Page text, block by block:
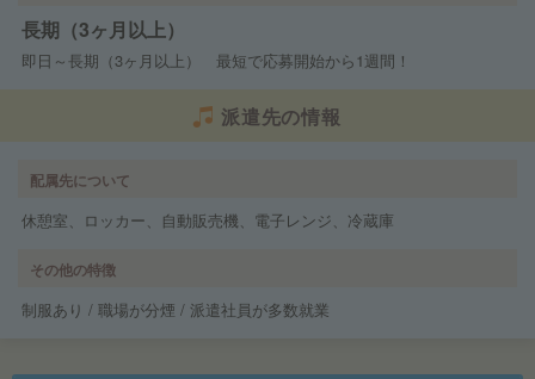
長期（3ヶ月以上）
即日～長期（3ヶ月以上） 最短で応募開始から1週間！
派遣先の情報
配属先について
休憩室、ロッカー、自動販売機、電子レンジ、冷蔵庫
その他の特徴
制服あり / 職場が分煙 / 派遣社員が多数就業